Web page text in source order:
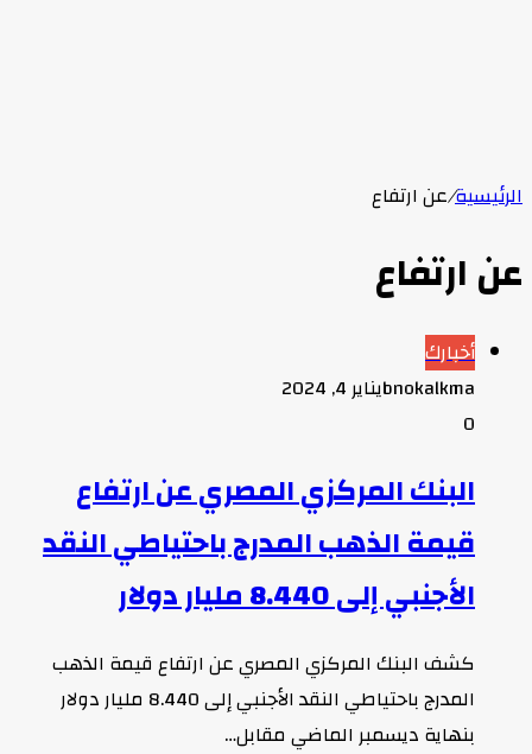
الرئيسية/عن ارتفاع
عن ارتفاع
أخبارك
bnokalkmaيناير 4, 2024
0
البنك المركزي المصري عن ارتفاع
قيمة الذهب المدرج باحتياطي النقد
الأجنبي إلى 8.440 مليار دولار
كشف البنك المركزي المصري عن ارتفاع قيمة الذهب
المدرج باحتياطي النقد الأجنبي إلى 8.440 مليار دولار
بنهاية ديسمبر الماضي مقابل…